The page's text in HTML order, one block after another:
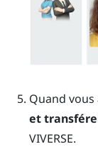
Quand
et
VIVERSE.